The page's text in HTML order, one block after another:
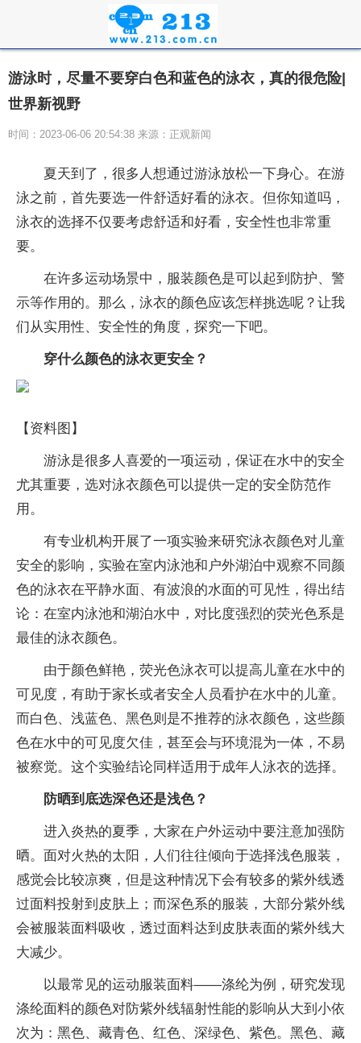
游泳时，尽量不要穿白色和蓝色的泳衣，真的很危险|
世界新视野
时间：2023-06-06 20:54:38 来源：正观新闻
夏天到了，很多人想通过游泳放松一下身心。在游
泳之前，首先要选一件舒适好看的泳衣。但你知道吗，
泳衣的选择不仅要考虑舒适和好看，安全性也非常重
要。
在许多运动场景中，服装颜色是可以起到防护、警
示等作用的。那么，泳衣的颜色应该怎样挑选呢？让我
们从实用性、安全性的角度，探究一下吧。
穿什么颜色的泳衣更安全？
【资料图】
游泳是很多人喜爱的一项运动，保证在水中的安全
尤其重要，选对泳衣颜色可以提供一定的安全防范作
用。
有专业机构开展了一项实验来研究泳衣颜色对儿童
安全的影响，实验在室内泳池和户外湖泊中观察不同颜
色的泳衣在平静水面、有波浪的水面的可见性，得出结
论：在室内泳池和湖泊水中，对比度强烈的荧光色系是
最佳的泳衣颜色。
由于颜色鲜艳，荧光色泳衣可以提高儿童在水中的
可见度，有助于家长或者安全人员看护在水中的儿童。
而白色、浅蓝色、黑色则是不推荐的泳衣颜色，这些颜
色在水中的可见度欠佳，甚至会与环境混为一体，不易
被察觉。这个实验结论同样适用于成年人泳衣的选择。
防晒到底选深色还是浅色？
进入炎热的夏季，大家在户外运动中要注意加强防
晒。面对火热的太阳，人们往往倾向于选择浅色服装，
感觉会比较凉爽，但是这种情况下会有较多的紫外线透
过面料投射到皮肤上；而深色系的服装，大部分紫外线
会被服装面料吸收，透过面料达到皮肤表面的紫外线大
大减少。
以最常见的运动服装面料——涤纶为例，研究发现
涤纶面料的颜色对防紫外线辐射性能的影响从大到小依
次为：黑色、藏青色、红色、深绿色、紫色。黑色、藏